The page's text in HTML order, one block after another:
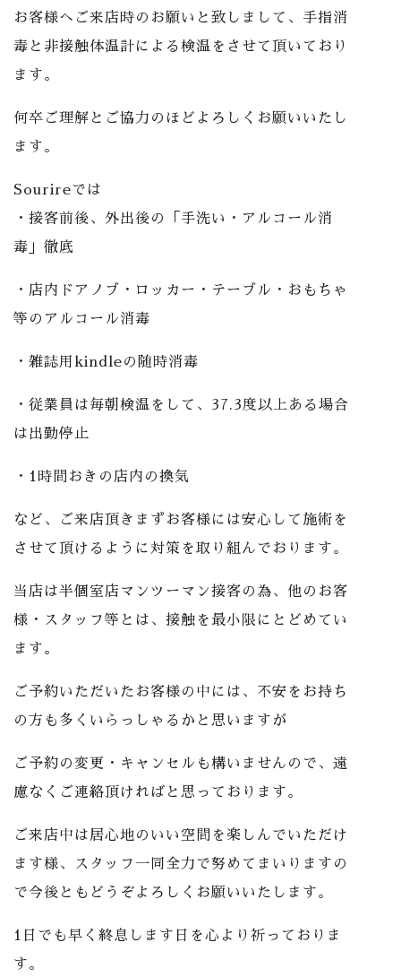
お客様へご来店時のお願いと致しまして、手指消
毒と非接触体温計による検温をさせて頂いており
ます。
何卒ご理解とご協力のほどよろしくお願いいたし
ます。
Sourireでは
・接客前後、外出後の「手洗い・アルコール消
毒」徹底
・店内ドアノブ・ロッカー・テーブル・おもちゃ
等のアルコール消毒
・雑誌用kindleの随時消毒
・従業員は毎朝検温をして、37.3度以上ある場合
は出勤停止
・1時間おきの店内の換気
など、ご来店頂きまずお客様には安心して施術を
させて頂けるように対策を取り組んでおります。
当店は半個室店マンツーマン接客の為、他のお客
様・スタッフ等とは、接触を最小限にとどめてい
ます。
ご予約いただいたお客様の中には、不安をお持ち
の方も多くいらっしゃるかと思いますが
ご予約の変更・キャンセルも構いませんので、遠
慮なくご連絡頂ければと思っております。
ご来店中は居心地のいい空間を楽しんでいただけ
ます様、スタッフ一同全力で努めてまいりますの
で今後ともどうぞよろしくお願いいたします。
1日でも早く終息します日を心より祈っておりま
す。